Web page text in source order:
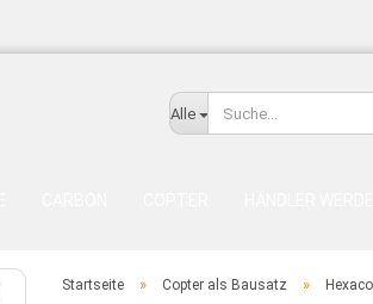
Alle
Startseite » Copter als Bausatz »